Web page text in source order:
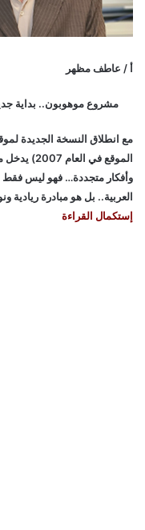
أ / عاطف مظهر
مشروع موهوبون.. بداية
مع انطلاق النسخة الجديدة
الموقع
وأفكار متجددة… فهو ليس فقط
العربية.. بل هو مبادرة
إستكمال القراءة